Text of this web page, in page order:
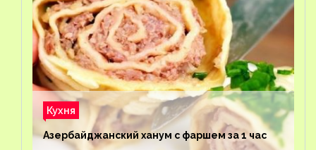
Кухня
Азербайджанский ханум с фаршем за 1 час